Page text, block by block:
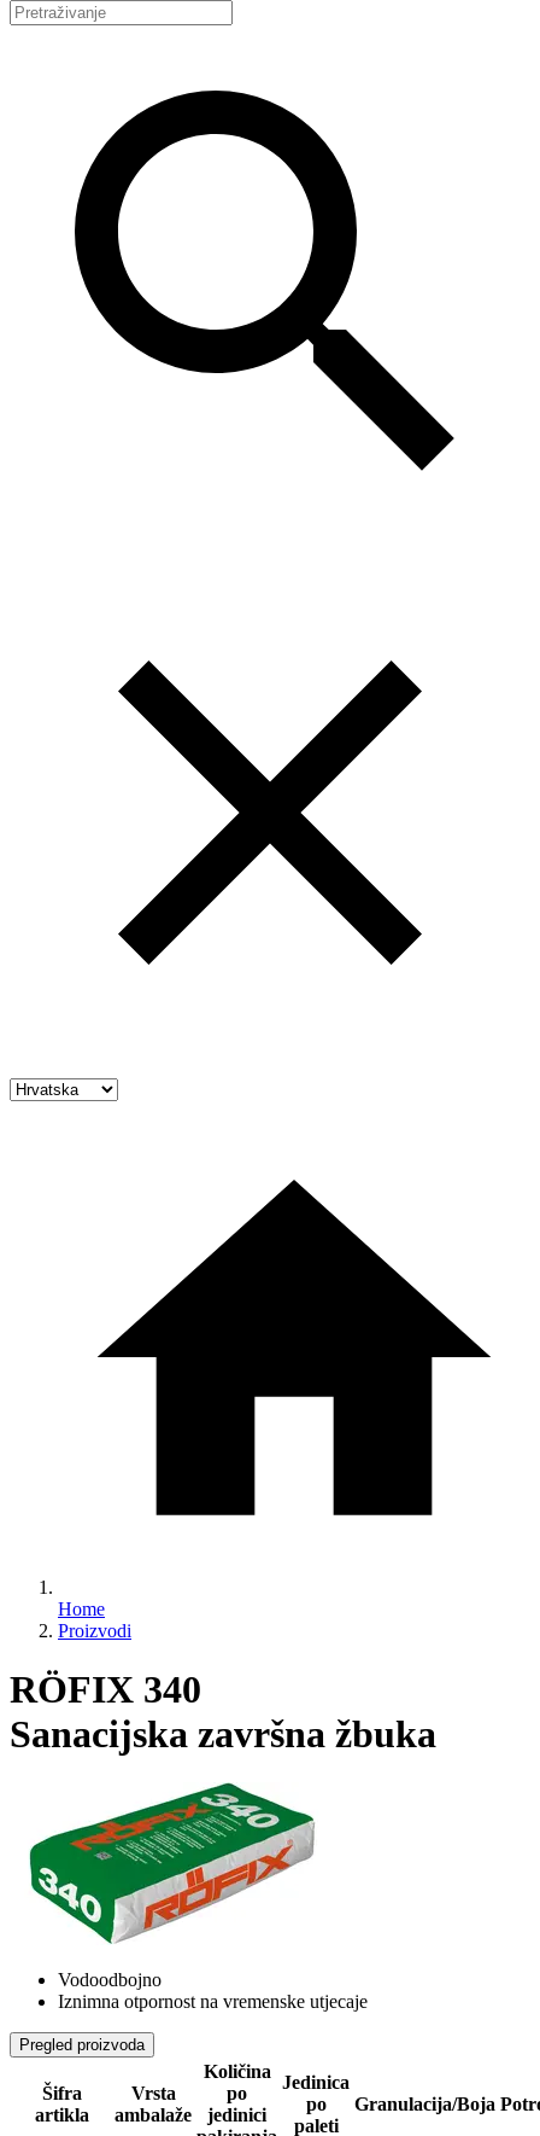
Home
Proizvodi
RÖFIX 340
Sanacijska završna žbuka
Vodoodbojno
Iznimna otpornost na vremenske utjecaje
Pregled proizvoda
Šifra
artikla
Vrsta
ambalaže
Količina
po
jedinici
Jedinica
po
paleti
Granulacija/Boja